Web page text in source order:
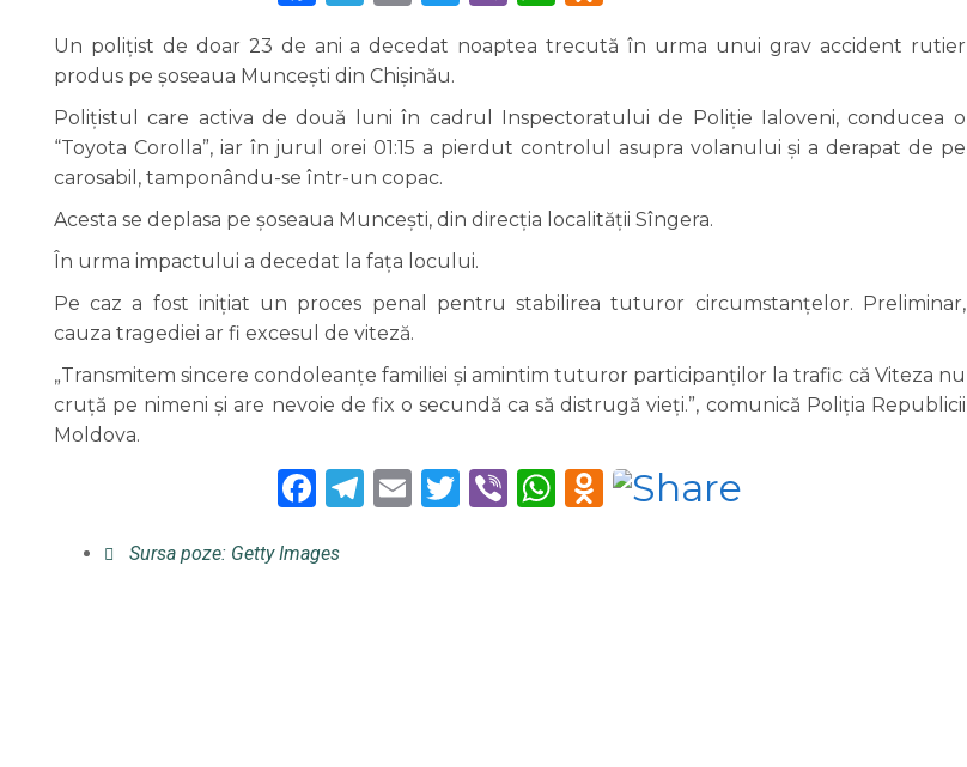
Un polițist de doar 23 de ani a decedat noaptea trecută în urma unui grav accident rutier
produs pe șoseaua Muncești din Chișinău.
Polițistul care activa de două luni în cadrul Inspectoratului de Poliție Ialoveni, conducea o
“Toyota Corolla”, iar în jurul orei 01:15 a pierdut controlul asupra volanului și a derapat de pe
carosabil, tamponându-se într-un copac.
Acesta se deplasa pe șoseaua Muncești, din direcția localității Sîngera.
În urma impactului a decedat la fața locului.
Pe caz a fost inițiat un proces penal pentru stabilirea tuturor circumstanțelor. Preliminar,
cauza tragediei ar fi excesul de viteză.
„Transmitem sincere condoleanțe familiei și amintim tuturor participanților la trafic că Viteza nu
cruță pe nimeni și are nevoie de fix o secundă ca să distrugă vieți.”, comunică Poliția Republicii
Moldova.
Facebook
Telegram
Email
Twitter
ViberWhatsApp
Odnoklassniki
Sursa poze: Getty Images